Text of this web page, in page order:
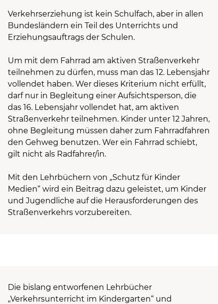
Verkehrserziehung ist kein Schulfach, aber in allen
Bundesländern ein Teil des Unterrichts und
Erziehungsauftrags der Schulen.
Um mit dem Fahrrad am aktiven Straßenverkehr
teilnehmen zu dürfen, muss man das 12. Lebensjahr
vollendet haben. Wer dieses Kriterium nicht erfüllt,
darf nur in Begleitung einer Aufsichtsperson, die
das 16. Lebensjahr vollendet hat, am aktiven
Straßenverkehr teilnehmen. Kinder unter 12 Jahren,
ohne Begleitung müssen daher zum Fahrradfahren
den Gehweg benutzen. Wer ein Fahrrad schiebt,
gilt nicht als Radfahrer/in.
Mit den Lehrbüchern von „Schutz für Kinder
Medien“ wird ein Beitrag dazu geleistet, um Kinder
und Jugendliche auf die Herausforderungen des
Straßenverkehrs vorzubereiten.
Die bislang entworfenen Lehrbücher
„Verkehrsunterricht im Kindergarten“ und